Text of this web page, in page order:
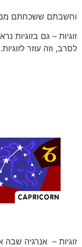
וחשבתם ששכחתם
זוגיות – גם בזוגיות
לסרב, וזה עוזר לזוגיות.
זוגיות – אנרגיה